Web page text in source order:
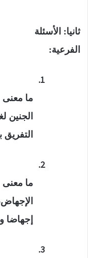
ثانيا: الأسئلة
الفرعية:
1.
ما معنى
الجنين
التفريق
2.
ما معنى
3.